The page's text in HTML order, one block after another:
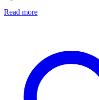
Read more